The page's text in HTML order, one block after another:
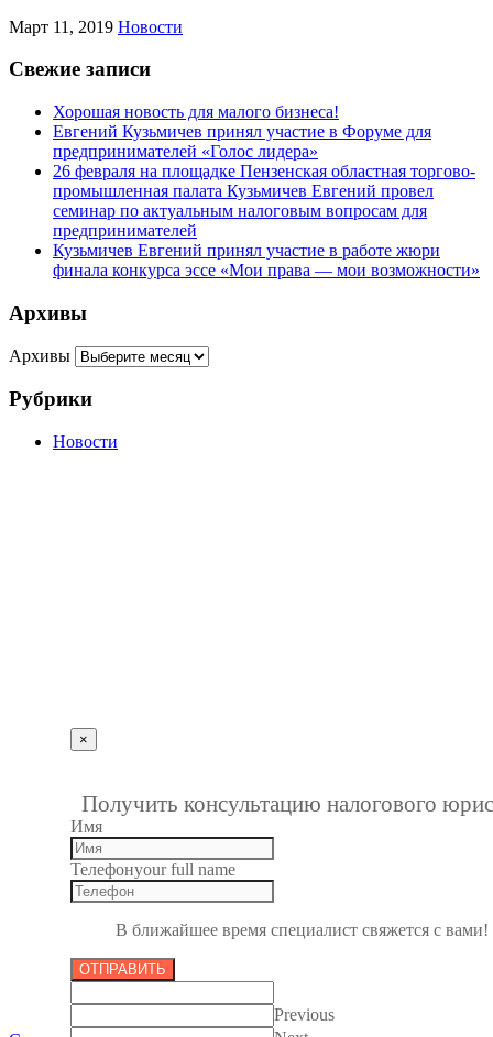
Март 11, 2019 Новости
Свежие записи
Хорошая новость для малого бизнеса!
Евгений Кузьмичев принял участие в Форуме для
предпринимателей «Голос лидера»
26 февраля на площадке Пензенская областная торгово-
промышленная палата Кузьмичев Евгений провел
семинар по актуальным налоговым вопросам для
предпринимателей
Кузьмичев Евгений принял участие в работе жюри
финала конкурса эссе «Мои права — мои возможности»
Архивы
Архивы
Рубрики
Новости
×
Получить консультацию налогового
Имя
Телефонyour full name
В ближайшее время специалист свяжется с вами!
ОТПРАВИТЬ
Previous